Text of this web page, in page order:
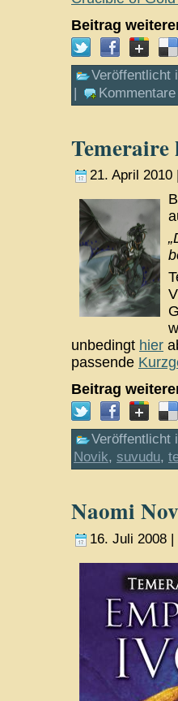
Beitrag
Veröffentlicht
Temeraire
21. April
unbedingt hier
passende
Beitrag
Veröffentlicht
Novik, suvudu,
Naomi
16. Juli 2008 |